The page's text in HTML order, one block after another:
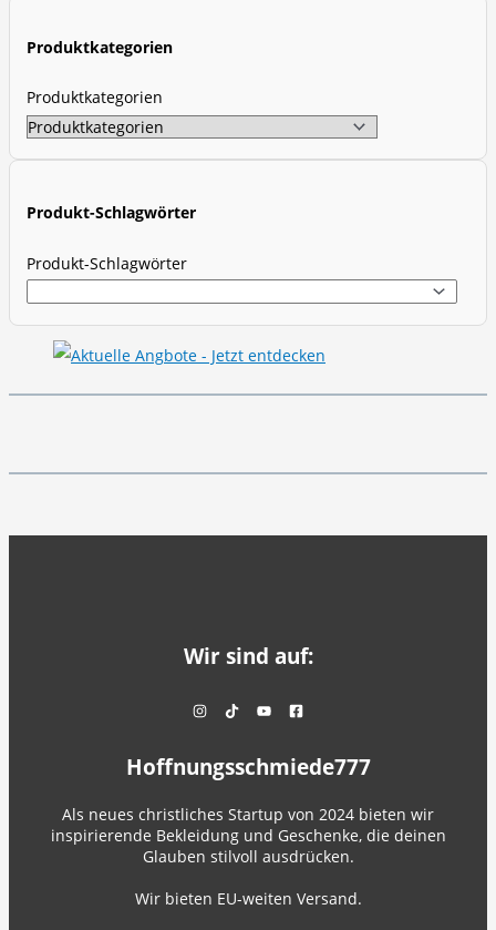
Produktkategorien
Produktkategorien
Produkt-Schlagwörter
Produkt-Schlagwörter
Wir sind auf:
Hoffnungsschmiede777
Als neues christliches Startup von 2024 bieten wir
inspirierende Bekleidung und Geschenke, die deinen
Glauben stilvoll ausdrücken.
Wir bieten EU-weiten Versand.